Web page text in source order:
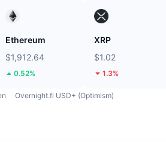
Ethereum
$1,912.64
0.52%
XRP
$1.02
1.3%
Overnight.fi USD+ (Optimism)